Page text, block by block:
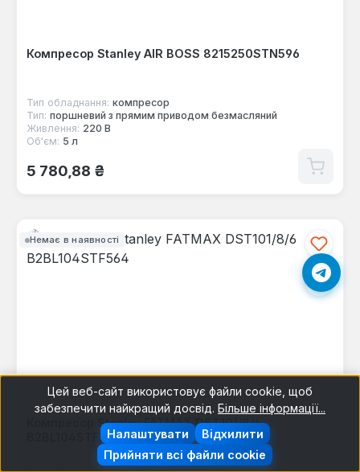
Компресор Stanley AIR BOSS 8215250STN596
Тип обладнання: компресор
Тип: поршневий з прямим приводом безмасляний
Живлення: 220 В
Об'єм: 5 л
Звичайна ціна:
5 780,88 ₴
Немає в наявності
Компресор Stanley FATMAX DST101/8/6
B2BL104STF564
Цей веб-сайт використовує файли cookie, щоб
забезпечити найкращий досвід. Більше інформації...
Відхилити
Налаштувати
Прийняти всі файли cookie